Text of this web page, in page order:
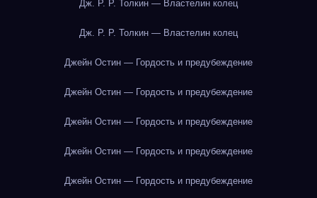
Дж. Р. Р. Толкин — Властелин колец
Дж. Р. Р. Толкин — Властелин колец
Джейн Остин — Гордость и предубеждение
Джейн Остин — Гордость и предубеждение
Джейн Остин — Гордость и предубеждение
Джейн Остин — Гордость и предубеждение
Джейн Остин — Гордость и предубеждение